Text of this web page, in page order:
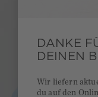
DANKE
DEINEN
Wir liefern
du auf den